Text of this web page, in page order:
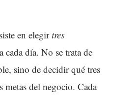
en elegirtres
cada día. No se trata de
sino de decidir qué tres
metas del negocio. Cada